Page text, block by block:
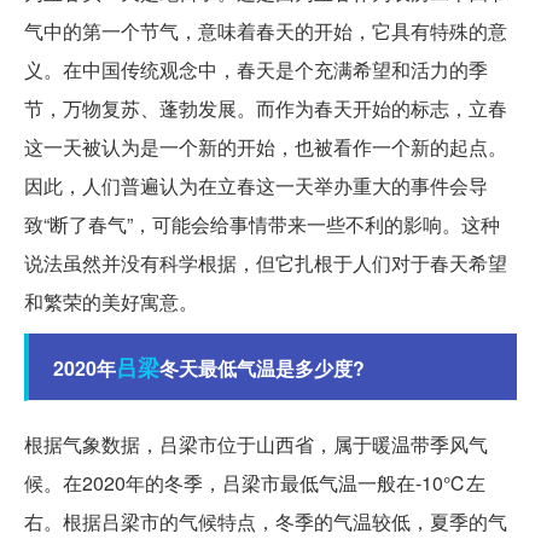
气中的第一个节气，意味着春天的开始，它具有特殊的意
义。在中国传统观念中，春天是个充满希望和活力的季
节，万物复苏、蓬勃发展。而作为春天开始的标志，立春
这一天被认为是一个新的开始，也被看作一个新的起点。
因此，人们普遍认为在立春这一天举办重大的事件会导
致“断了春气”，可能会给事情带来一些不利的影响。这种
说法虽然并没有科学根据，但它扎根于人们对于春天希望
和繁荣的美好寓意。
2020年吕梁冬天最低气温是多少度?
根据气象数据，吕梁市位于山西省，属于暖温带季风气
候。在2020年的冬季，吕梁市最低气温一般在-10℃左
右。根据吕梁市的气候特点，冬季的气温较低，夏季的气